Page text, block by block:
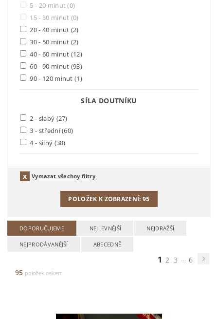
5 - 20 minut(0)
15 - 30 minut (0)
20 - 40 minut (2)
30 - 50 minut (2)
40 - 60 minut (12)
60 - 90 minut (93)
90 - 120 minut(1)
SÍLA DOUTNÍKU
2 - slabý (27)
3 - střední(60)
4 - silný (38)
Vymazat všechny filtry
POLOŽEK K ZOBRAZENÍ:95
DOPORUČUJEME NEJLEVNĚJŠÍ NEJDRAŽŠÍ
NEJPRODÁVANĚJŠÍ ABECEDNĚ
1 2 3
6
95 položek celkem